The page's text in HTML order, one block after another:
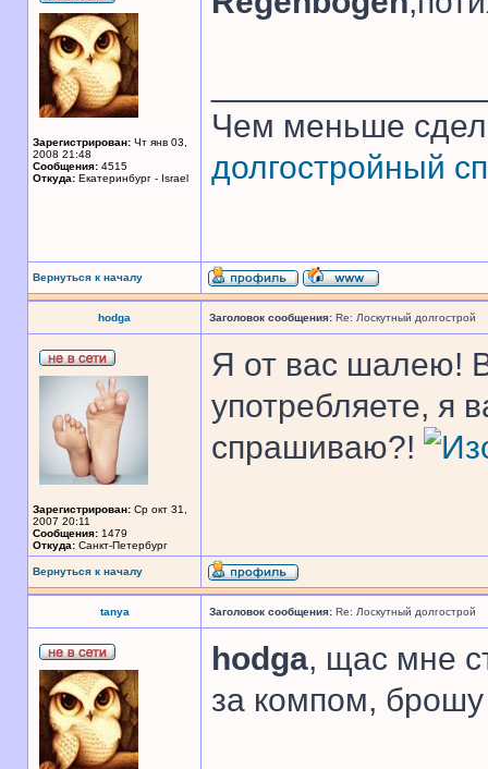
Зарегистрирован: Чт янв 03,
2008 21:48
Сообщения: 4515
Откуда: Екатеринбург - Israel
Чем меньше
долгостройный
Вернуться к началу
hodga Заголовок сообщения: Re: Лоскутный долгострой
Зарегистрирован: Ср окт 31,
2007 20:11
Сообщения: 1479
Откуда: Санкт-Петербург
Я от вас шалею!
употребляете, я
спрашиваю?!
Вернуться к началу
tanya Заголовок сообщения: Re: Лоскутный долгострой
hodga, щас мне
за компом,